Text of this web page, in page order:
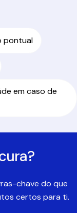
pontual
em caso de
chave do que
certos para ti.